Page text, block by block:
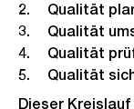
Qualität
Qualität
Qualität
Qualität
Dieser